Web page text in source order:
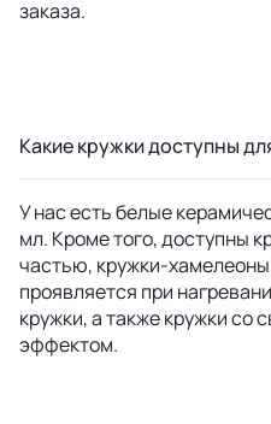
заказа.
Какие кружки доступны
У нас есть белые
мл. Кроме того, доступны
частью, кружки-
проявляется при
кружки, а также кружки со
эффектом.